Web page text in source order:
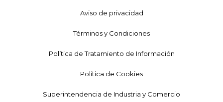
Aviso de privacidad
Términos y Condiciones
Política de Tratamiento de Información
Política de Cookies
Superintendencia de Industria y Comercio